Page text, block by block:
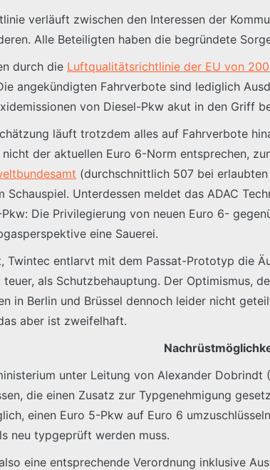
verläuft zwischen den Interessen der
Alle Beteiligten haben die begründete
durch die Luftqualitätsrichtlinie der EU von
angekündigten Fahrverbote sind lediglich
von Diesel-Pkw akut in den Griff
läuft trotzdem alles auf Fahrverbote
der aktuellen Euro 6-Norm entsprechen,
(durchschnittlich 507 bei
Schauspiel. Unterdessen meldet das ADAC
Die Privilegierung von neuen Euro 6-
eine Sauerei.
Twintec entlarvt mit dem Passat-Prototyp die
als Schutzbehauptung. Der Optimismus,
in Berlin und Brüssel dennoch leider nicht
aber ist zweifelhaft.
unter Leitung von Alexander
die einen Zusatz zur Typgenehmigung
einen Euro 5-Pkw auf Euro 6
neu typgeprüft werden muss.
eine entsprechende Verordnung inklusive